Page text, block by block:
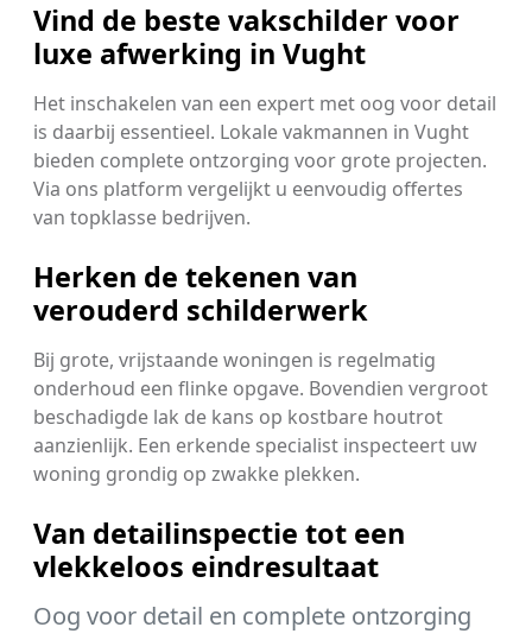
Vind de beste vakschilder voor
luxe afwerking in Vught
Het inschakelen van een expert met oog voor detail
is daarbij essentieel. Lokale vakmannen in Vught
bieden complete ontzorging voor grote projecten.
Via ons platform vergelijkt u eenvoudig offertes
van topklasse bedrijven.
Herken de tekenen van
verouderd schilderwerk
Bij grote, vrijstaande woningen is regelmatig
onderhoud een flinke opgave. Bovendien vergroot
beschadigde lak de kans op kostbare houtrot
aanzienlijk. Een erkende specialist inspecteert uw
woning grondig op zwakke plekken.
Van detailinspectie tot een
vlekkeloos eindresultaat
Oog voor detail en complete ontzorging